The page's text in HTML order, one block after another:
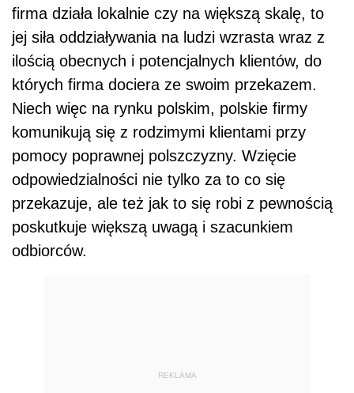
firma działa lokalnie czy na większą skalę, to
jej siła oddziaływania na ludzi wzrasta wraz z
ilością obecnych i potencjalnych klientów, do
których firma dociera ze swoim przekazem.
Niech więc na rynku polskim, polskie firmy
komunikują się z rodzimymi klientami przy
pomocy poprawnej polszczyzny. Wzięcie
odpowiedzialności nie tylko za to co się
przekazuje, ale też jak to się robi z pewnością
poskutkuje większą uwagą i szacunkiem
odbiorców.
REKLAMA